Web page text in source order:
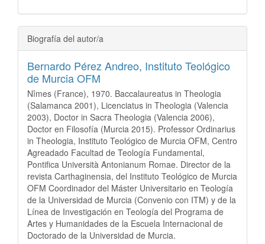
Biografía del autor/a
Bernardo Pérez Andreo, Instituto Teológico
de Murcia OFM
Nîmes (France), 1970. Baccalaureatus in Theologia
(Salamanca 2001), Licenciatus in Theologia (Valencia
2003), Doctor in Sacra Theologia (Valencia 2006),
Doctor en Filosofía (Murcia 2015). Professor Ordinarius
in Theologia, Instituto Teológico de Murcia OFM, Centro
Agreadado Facultad de Teología Fundamental,
Pontifica Università Antonianum Romae. Director de la
revista Carthaginensia, del Instituto Teológico de Murcia
OFM Coordinador del Máster Universitario en Teología
de la Universidad de Murcia (Convenio con ITM) y de la
Línea de Investigación en Teología del Programa de
Artes y Humanidades de la Escuela Internacional de
Doctorado de la Universidad de Murcia.